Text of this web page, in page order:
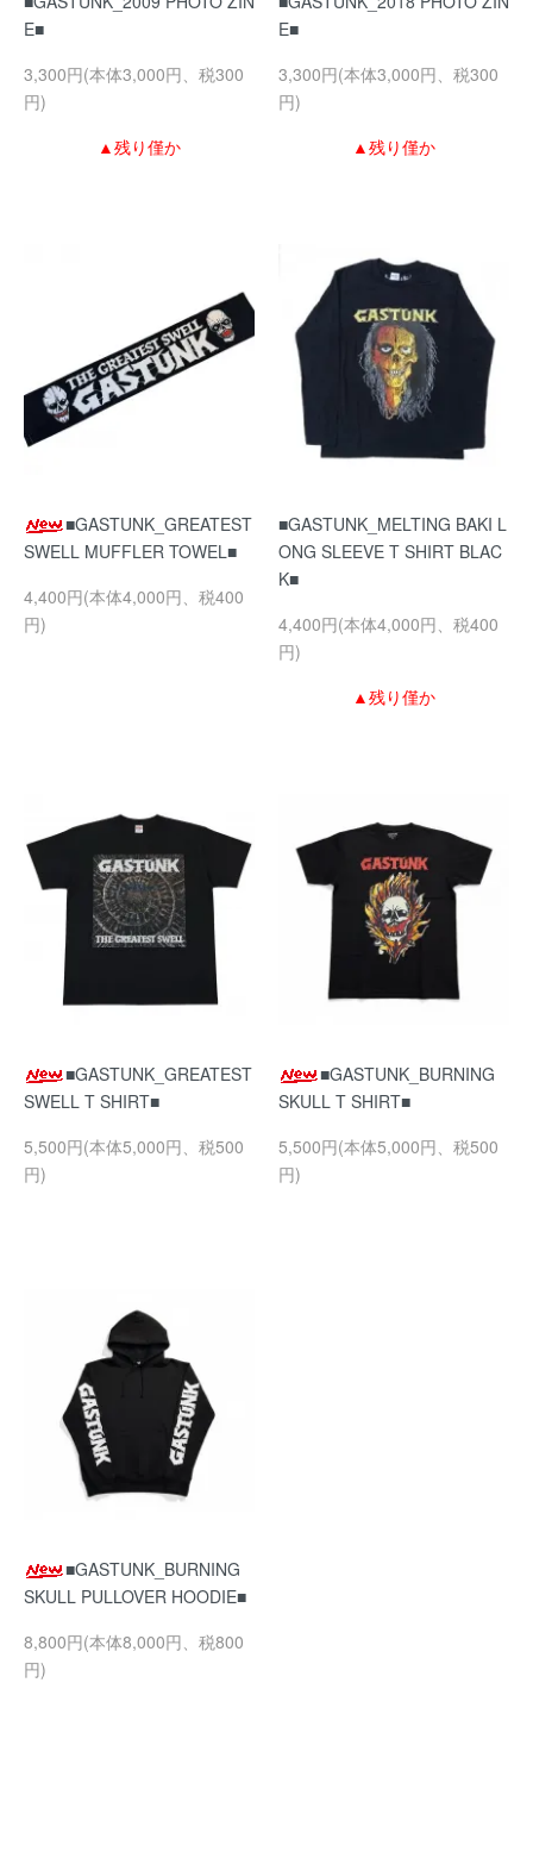
E■
3,300円(本体3,000円、税300
円)
▲残り僅か
E■
3,300円(本体3,000円、税300
円)
▲残り僅か
■GASTUNK_GREATEST
SWELL MUFFLER TOWEL■
4,400円(本体4,000円、税400
円)
■GASTUNK_MELTING BAKI L
ONG SLEEVE T SHIRT BLAC
K■
4,400円(本体4,000円、税400
円)
▲残り僅か
■GASTUNK_GREATEST
SWELL T SHIRT■
5,500円(本体5,000円、税500
円)
■GASTUNK_BURNING
SKULL T SHIRT■
5,500円(本体5,000円、税500
円)
■GASTUNK_BURNING
SKULL PULLOVER HOODIE■
8,800円(本体8,000円、税800
円)